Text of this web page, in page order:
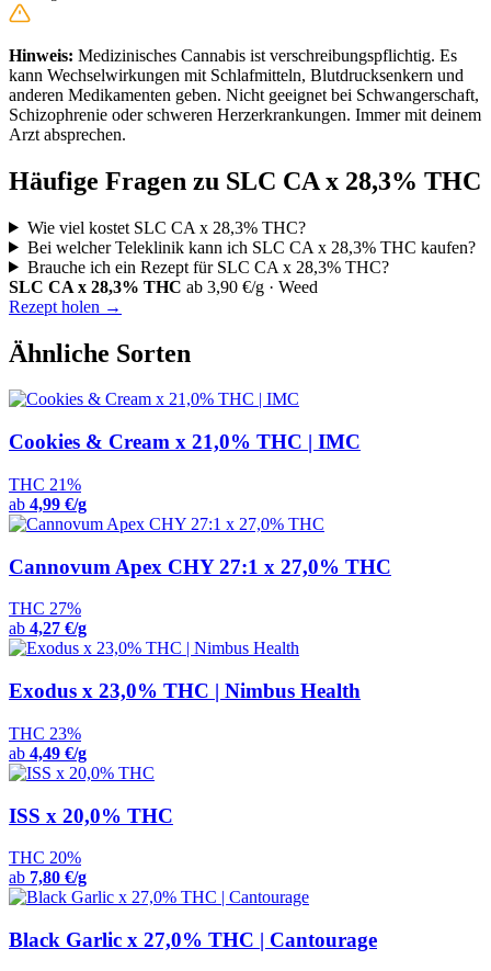
Hinweis: Medizinisches Cannabis ist verschreibungspflichtig. Es
kann Wechselwirkungen mit Schlafmitteln, Blutdrucksenkern und
anderen Medikamenten geben. Nicht geeignet bei Schwangerschaft,
Schizophrenie oder schweren Herzerkrankungen. Immer mit deinem
Arzt absprechen.
Häufige Fragen zu SLC CA x 28,3% THC
Wie viel kostet SLC CA x 28,3% THC?
Bei welcher Teleklinik kann ich SLC CA x 28,3% THC kaufen?
Brauche ich ein Rezept für SLC CA x 28,3% THC?
SLC CA x 28,3% THC ab 3,90 €/g · Weed
Rezept holen →
Ähnliche Sorten
Cookies & Cream x 21,0% THC | IMC
THC 21%
ab 4,99 €/g
Cannovum Apex CHY 27:1 x 27,0% THC
THC 27%
ab 4,27 €/g
Exodus x 23,0% THC | Nimbus Health
THC 23%
ab 4,49 €/g
ISS x 20,0% THC
THC 20%
ab 7,80 €/g
Black Garlic x 27,0% THC | Cantourage